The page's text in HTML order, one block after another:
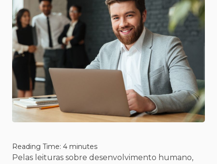
Reading Time: 4 minutes
Pelas leituras sobre desenvolvimento humano,